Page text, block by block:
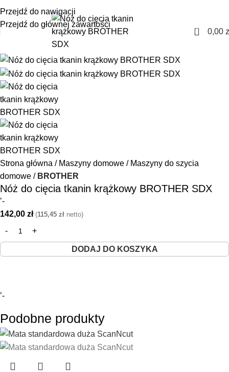
Przejdź do nawigacji
Przejdź do głównej zawartości
0 0,00
Strona główna Maszyny domowe
Maszyny do szycia
domowe
BROTHER
Nóż do cięcia tkanin krążkowy BROTHER SDX
’-
142,00 zł (115,45 zł netto)
DODAJ DO KOSZYKA
’-
Podobne produkty